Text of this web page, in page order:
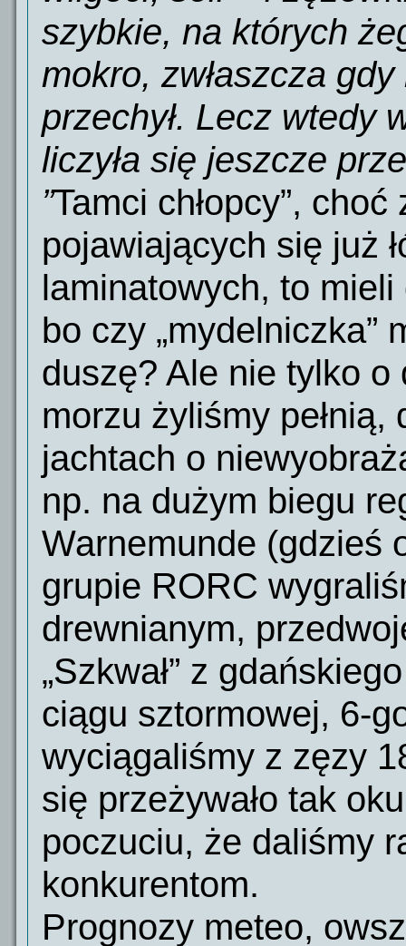
szybkie, na których
mokro, zwłaszcza gdy
przechył. Lecz wtedy
liczyła się jeszcze
”Tamci chłopcy”,
pojawiających się już
laminatowych, to
bo czy „mydelniczka”
duszę? Ale nie tylko o
morzu żyliśmy pełnią,
jachtach o
np. na dużym biegu
Warnemunde (gdzieś
grupie RORC
drewnianym,
„Szkwał” z
ciągu sztormowej, 6-
wyciągaliśmy z zęzy
się przeżywało tak
poczuciu, że daliśmy
konkurentom.
Prognozy meteo,